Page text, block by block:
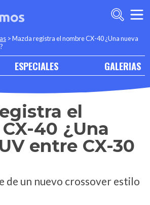
>Mazda registra el nombre CX-40 ¿Una nueva
ESPECIALES GALERIAS
el
40 ¿Una
entre CX-30
de un nuevo crossover estilo